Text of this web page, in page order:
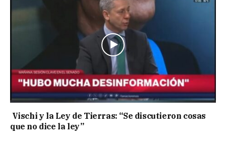
Vischi y la Ley de Tierras: “Se discutieron cosas
que no dice la ley”